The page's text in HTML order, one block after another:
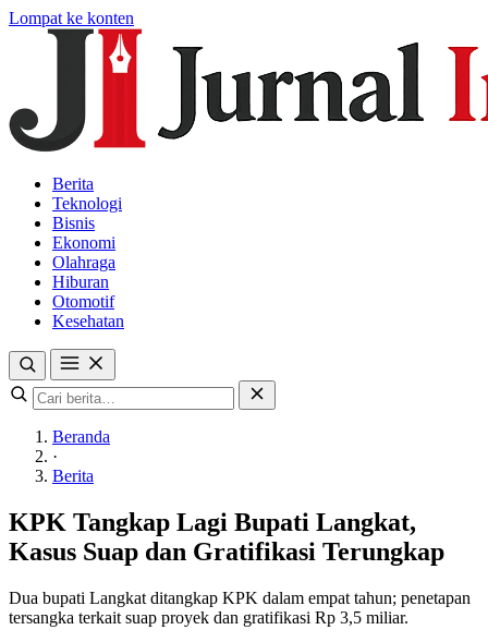
Lompat ke konten
Berita
Teknologi
Bisnis
Ekonomi
Olahraga
Hiburan
Otomotif
Kesehatan
Beranda
·
Berita
KPK Tangkap Lagi Bupati Langkat,
Kasus Suap dan Gratifikasi Terungkap
Dua bupati Langkat ditangkap KPK dalam empat tahun; penetapan
tersangka terkait suap proyek dan gratifikasi Rp 3,5 miliar.